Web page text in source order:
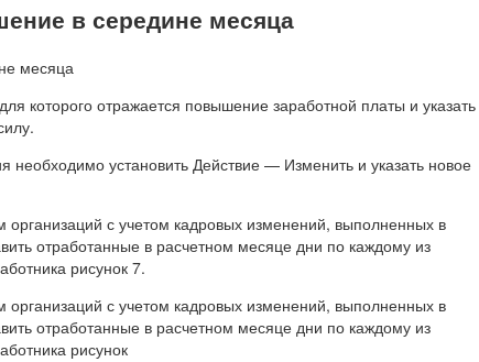
в середине месяца
которого отражается повышение заработной платы и указать
необходимо установить Действие — Изменить и указать новое
организаций с учетом кадровых изменений, выполненных в
отработанные в расчетном месяце дни по каждому из
рисунок 7.
организаций с учетом кадровых изменений, выполненных в
отработанные в расчетном месяце дни по каждому из
рисунок